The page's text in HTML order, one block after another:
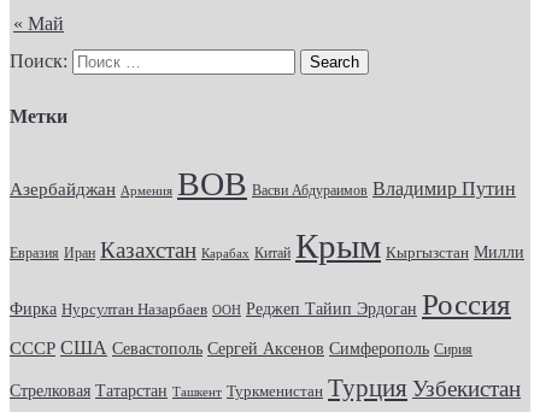
« Май
Поиск:
Метки
Азербайджан Армения ВОВ Васви Абдураимов Владимир Путин
Евразия Иран Казахстан Карабах Китай Крым Кыргызстан Милли
Фирка Нурсултан Назарбаев ООН Реджеп Тайип Эрдоган Россия
СССР США Севастополь Сергей Аксенов Симферополь Сирия
Стрелковая Татарстан Ташкент Туркменистан Турция Узбекистан